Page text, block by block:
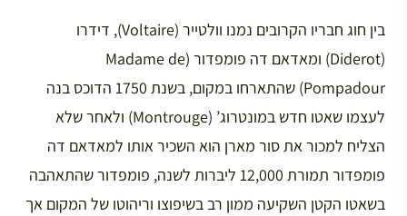
בין חוג חבריו הקרובים נמנו וולטייר (Voltaire), דידרו
(Diderot) ומאדאם דה פומפדור (Madame de
Pompadour) שהתארחו במקום, בשנת 1750 הדוכס בנה
לעצמו שאטו חדש במונטרוג’ (Montrouge) ולאחר שלא
הצליח למכור את סור מארן הוא השכיר אותו למאדאם דה
פומפדור תמורת 12,000 ליברות לשנה, פומפדור שהתאהבה
בשאטו הקטן השקיעה ממון רב בשיפוצו וריהוטו של המקום אך